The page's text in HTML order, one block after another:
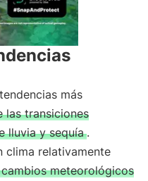
más
las transiciones
lluvia y sequía .
clima relativamente
cambios meteorológicos